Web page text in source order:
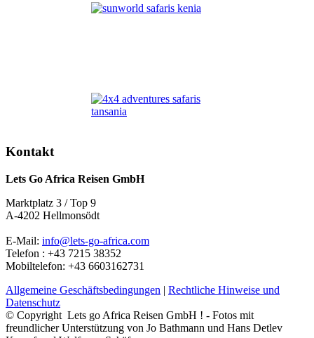
Kontakt
Lets Go Africa Reisen GmbH
Marktplatz 3 / Top 9
A-4202 Hellmonsödt
E-Mail: info@lets-go-africa.com
Telefon : +43 7215 38352
Mobiltelefon: +43 6603162731
Allgemeine Geschäftsbedingungen | Rechtliche Hinweise und
Datenschutz
© Copyright Lets go Africa Reisen GmbH ! - Fotos mit
freundlicher Unterstützung von Jo Bathmann und Hans Detlev